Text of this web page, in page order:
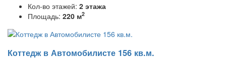
Кол-во этажей: 2 этажа
Площадь: 220 м2
Коттедж в Автомобилисте 156 кв.м.